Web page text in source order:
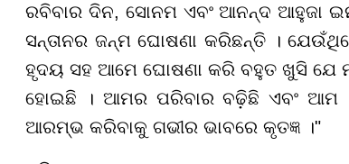
ରବିବାର ଦିନ, ସୋନମ ଏବଂ ଆନନ୍ଦ ଆହୁଜା
ସନ୍ତାନର ଜନ୍ମ ଘୋଷଣା କରିଛନ୍ତି ।
ହୃଦୟ ସହ ଆମେ ଘୋଷଣା କରି ବହୁତ ଖୁସି ଯେ
ହୋଇଛି । ଆମର ପରିବାର ବଢ଼ିଛି ଏବଂ ଆମ
ଆରମ୍ଭ କରିବାକୁ ଗଭୀର ଭାବରେ କୃତଜ୍ଞ ।"